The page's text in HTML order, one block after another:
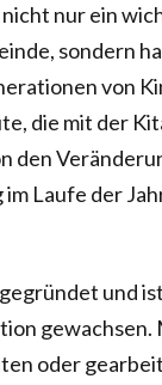
nur ein
sondern
von
die mit der
den
Laufe der
und
gewachsen.
oder